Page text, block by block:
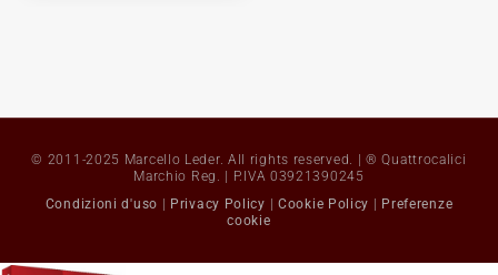
© 2011-2025 Marcello Leder. All rights reserved. | ® Quattrocalici
Marchio Reg. | P.IVA 03921390245
Condizioni d'uso
Privacy Policy Cookie Policy
Preferenze
cookie